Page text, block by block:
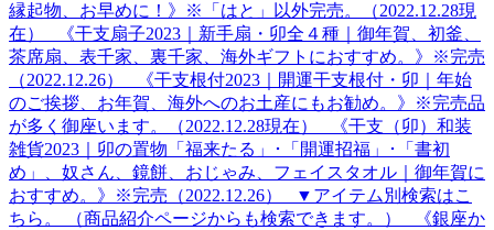
縁起物、お早めに！》※「はと」以外完売。（2022.12.28現
在） 《干支扇子2023｜新手扇・卯全４種｜御年賀、初釜、
茶席扇、表千家、裏千家、海外ギフトにおすすめ。》※完売
（2022.12.26） 《干支根付2023｜開運干支根付・卯｜年始
のご挨拶、お年賀、海外へのお土産にもお勧め。》※完売品
が多く御座います。（2022.12.28現在） 《干支（卯）和装
雑貨2023｜卯の置物「福来たる」･「開運招福」･「書初
め」、奴さん、鏡餅、おじゃみ、フェイスタオル｜御年賀に
おすすめ。》※完売（2022.12.26） ▼アイテム別検索はこ
ちら。 （商品紹介ページからも検索できます。） 《銀座か